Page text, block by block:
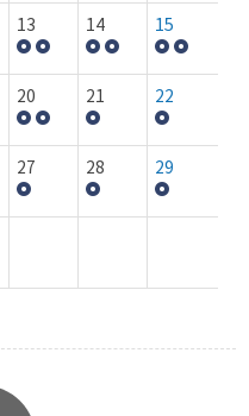
13 14 15
20 21 22
27 28 29